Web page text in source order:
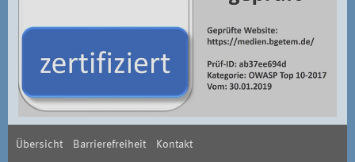
Übersicht Barrierefreiheit Kontakt